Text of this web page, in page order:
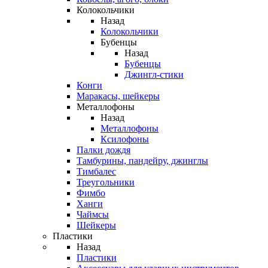
Колокольчики
Назад
Колокольчики
Бубенцы
Назад
Бубенцы
Джингл-стики
Конги
Маракасы, шейкеры
Металлофоны
Назад
Металлофоны
Ксилофоны
Палки дождя
Тамбурины, пандейру, джинглы
Тимбалес
Треугольники
Фимбо
Ханги
Чаймсы
Шейкеры
Пластики
Назад
Пластики